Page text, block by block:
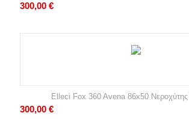
300,00 €
Elleci Fox 360 Avena 86x50 Νεροχύτης
300,00 €